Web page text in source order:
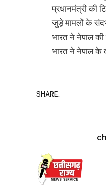
प्रधानमंत्री की
जुड़े मामलों के
भारत ने नेपाल की
भारत ने नेपाल के
SHARE.